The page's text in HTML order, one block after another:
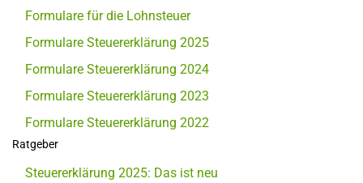
Formulare für die Lohnsteuer
Formulare Steuererklärung 2025
Formulare Steuererklärung 2024
Formulare Steuererklärung 2023
Formulare Steuererklärung 2022
Ratgeber
Steuererklärung 2025: Das ist neu